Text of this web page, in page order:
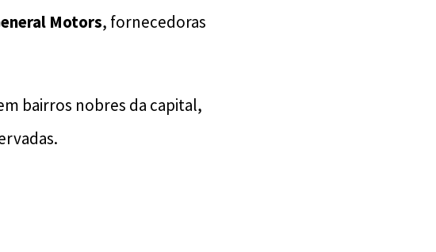
Motors, fornecedoras
bairros nobres da capital,